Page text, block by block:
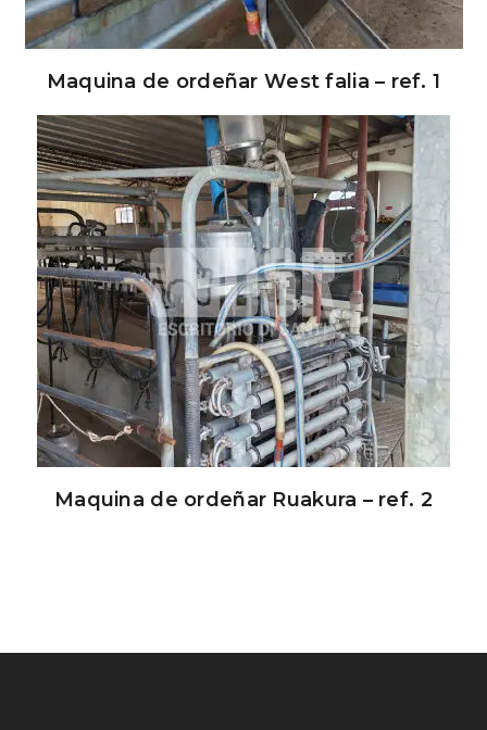
Maquina de ordeñar West falia – ref. 1
Maquina de ordeñar Ruakura – ref. 2